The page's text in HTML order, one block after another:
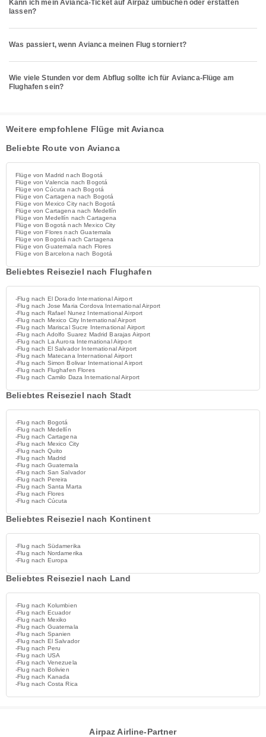
Kann ich mein Avianca-Ticket auf Airpaz umbuchen oder erstatten
lassen?
Was passiert, wenn Avianca meinen Flug storniert?
Wie viele Stunden vor dem Abflug sollte ich für Avianca-Flüge am
Flughafen sein?
Weitere empfohlene Flüge mit Avianca
Beliebte Route von Avianca
Flüge von Madrid nach Bogotá
Flüge von Valencia nach Bogotá
Flüge von Cúcuta nach Bogotá
Flüge von Cartagena nach Bogotá
Flüge von Mexico City nach Bogotá
Flüge von Cartagena nach Medellín
Flüge von Medellín nach Cartagena
Flüge von Bogotá nach Mexico City
Flüge von Flores nach Guatemala
Flüge von Bogotá nach Cartagena
Flüge von Guatemala nach Flores
Flüge von Barcelona nach Bogotá
Beliebtes Reiseziel nach Flughafen
-Flug nach El Dorado International Airport
-Flug nach Jose Maria Cordova International Airport
-Flug nach Rafael Nunez International Airport
-Flug nach Mexico City International Airport
-Flug nach Mariscal Sucre International Airport
-Flug nach Adolfo Suarez Madrid Barajas Airport
-Flug nach La Aurora International Airport
-Flug nach El Salvador International Airport
-Flug nach Matecana International Airport
-Flug nach Simon Bolivar International Airport
-Flug nach Flughafen Flores
-Flug nach Camilo Daza International Airport
Beliebtes Reiseziel nach Stadt
-Flug nach Bogotá
-Flug nach Medellín
-Flug nach Cartagena
-Flug nach Mexico City
-Flug nach Quito
-Flug nach Madrid
-Flug nach Guatemala
-Flug nach San Salvador
-Flug nach Pereira
-Flug nach Santa Marta
-Flug nach Flores
-Flug nach Cúcuta
Beliebtes Reiseziel nach Kontinent
-Flug nach Südamerika
-Flug nach Nordamerika
-Flug nach Europa
Beliebtes Reiseziel nach Land
-Flug nach Kolumbien
-Flug nach Ecuador
-Flug nach Mexiko
-Flug nach Guatemala
-Flug nach Spanien
-Flug nach El Salvador
-Flug nach Peru
-Flug nach USA
-Flug nach Venezuela
-Flug nach Bolivien
-Flug nach Kanada
-Flug nach Costa Rica
Airpaz Airline-Partner